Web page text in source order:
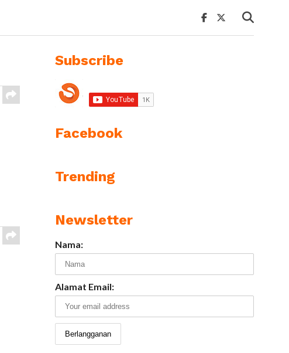
Subscribe
Facebook
Trending
Newsletter
Nama:
Alamat Email: